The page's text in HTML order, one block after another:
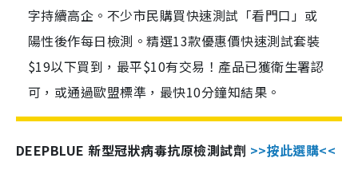
字持續高企。不少市民購買快速測試「看門口」或
陽性後作每日檢測。精選13款優惠價快速測試套裝
$19以下買到，最平$10有交易！產品已獲衛生署認
可，或通過歐盟標準，最快10分鐘知結果。
DEEPBLUE 新型冠狀病毒抗原檢測試劑 >>按此選購<<